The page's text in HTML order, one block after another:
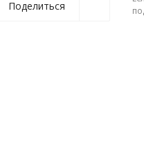
Поделиться